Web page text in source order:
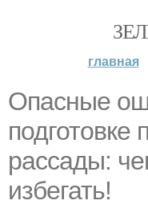
главная
Опасные
подготовке
рассады:
избегать!